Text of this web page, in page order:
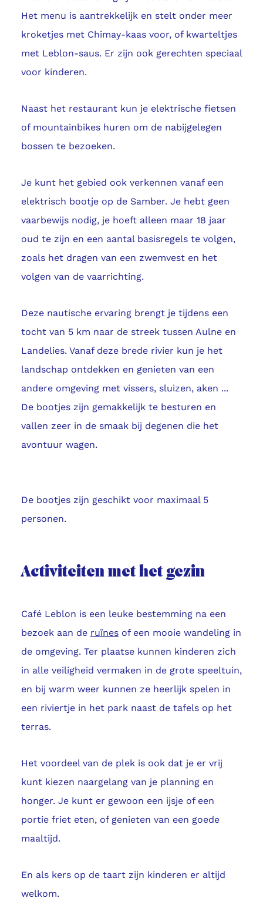
Het menu is aantrekkelijk en stelt onder meer
kroketjes met Chimay-kaas voor, of kwarteltjes
met Leblon-saus. Er zijn ook gerechten speciaal
voor kinderen.
Naast het restaurant kun je elektrische fietsen
of mountainbikes huren om de nabijgelegen
bossen te bezoeken.
Je kunt het gebied ook verkennen vanaf een
elektrisch bootje op de Samber. Je hebt geen
vaarbewijs nodig, je hoeft alleen maar 18 jaar
oud te zijn en een aantal basisregels te volgen,
zoals het dragen van een zwemvest en het
volgen van de vaarrichting.
Deze nautische ervaring brengt je tijdens een
tocht van 5 km naar de streek tussen Aulne en
Landelies. Vanaf deze brede rivier kun je het
landschap ontdekken en genieten van een
andere omgeving met vissers, sluizen, aken ...
De bootjes zijn gemakkelijk te besturen en
vallen zeer in de smaak bij degenen die het
avontuur wagen.
De bootjes zijn geschikt voor maximaal 5
personen.
Activiteiten met het gezin
Café Leblon is een leuke bestemming na een
bezoek aan de ruïnesof een mooie wandeling in
de omgeving. Ter plaatse kunnen kinderen zich
in alle veiligheid vermaken in de grote speeltuin,
en bij warm weer kunnen ze heerlijk spelen in
een riviertje in het park naast de tafels op het
terras.
Het voordeel van de plek is ook dat je er vrij
kunt kiezen naargelang van je planning en
honger. Je kunt er gewoon een ijsje of een
portie friet eten, of genieten van een goede
maaltijd.
En als kers op de taart zijn kinderen er altijd
welkom.